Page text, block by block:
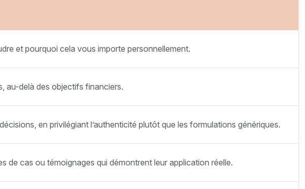
et pourquoi cela vous importe personnellement.
au-delà des objectifs financiers.
en privilégiant l’authenticité plutôt que les formulations génériques.
de cas ou témoignages qui démontrent leur application réelle.